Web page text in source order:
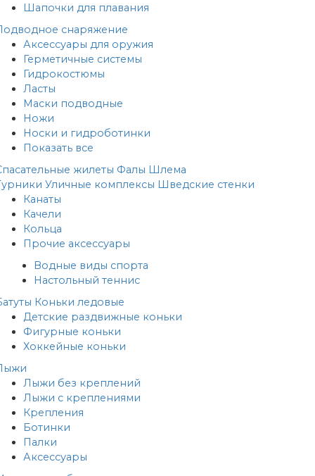
Шапочки для плавания
снаряжение
Аксессуары для оружия
Герметичные системы
Гидрокостюмы
Ласты
Маски подводные
Ножи
Носки и гидроботинки
Показать все
жилеты Фалы Шлема
Уличные комплексы Шведские стенки
Канаты
Качели
Кольца
Прочие аксессуары
Водные виды спорта
Настольный теннис
Коньки ледовые
Детские раздвижные коньки
Фигурные коньки
Хоккейные коньки
Лыжи без креплений
Лыжи с креплениями
Крепления
Ботинки
Палки
Аксессуары